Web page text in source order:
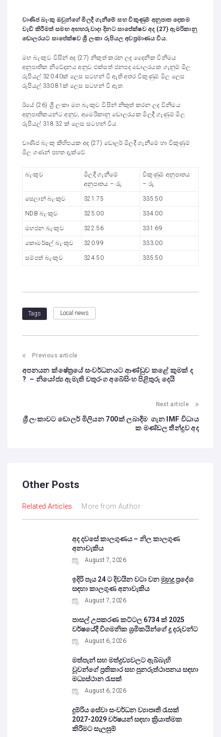
වාණිජ බැංකු ඔවුන්ගේ මිලදී ගැනීමේ සහ විකුණුම් අනුපාත දෙකම
වැඩි කිරීමත් සමඟ අඟහරුවාදා දිනට සාපේක්ෂව අද (27)ඇමරිකානු
ඩොලරයට සාපේක්ෂව ශ්‍රී ලංකා රුපියල අවප්‍රමාණය විය.
මහ බැංකුව විසින් අද (27) නිකුත් කරන ලද දෛනික විනිමය
අනුපාතික නිවේදනය අනුව එක්සත් ජනපද ඩොලරයක ගැනුම් මිල
රුපියල් 320.40ක් ලෙස සටහන් වී ඇති අතර විකුණුම් මිල ලෙස
රුපියල් 330.81ක් ලෙස සටහන් වී ඇත.
ඊයේ (26) ශ්‍රී ලංකා මහ බැංකුව විසින් නිකුත් කරන ලද විනිමය
අනුපාතිකයන්ට අනුව, අමෙරිකානු ඩොලරයක මිලදී ගැණුම් මිල
රුපියල් 318.32 ක් ලෙස සටහන් විය.
වාණිජ බැංකු කිහිපයක අද (27) ඩොලර් මිලදී ගැනීමේ හා විකුණුම්
මිල ගණන් පහත දැක්වේ.
බැංකුව
මිලදී ගැනීමේ
අනුපාතය – රු.
විකුණුම් අනුපාතය
– රු.
සෙලාන් බැංකුව 321.75 335.50
NDB බැංකුව 325.00 334.00
මහජන බැංකුව 322.56 331.69
කොමර්ෂල් බැංකුව 320.99 333.00
සම්පත් බැංකුව 324.50 335.50
Tags Local news
Previous article
අපනයන ක්ෂේත්‍රයේ සංවර්ධනයට ආණ්ඩුව කළේ කුමක් ද
? – නියෝජ්‍ය ඇමැති චතුරංග අබේසිංහ පිළිතුරු දෙයි
Next article
ශ්‍රී ලංකාවට ඩොලර් මිලියන 700ක් ලබාදීම ගැන IMF විධාය
ක මණ්ඩල තීන්දුව අද
Other Posts
Related Articles More from Author
අද දවසේ කාලගුණය – නිල කාලගුණ
අනාවැකිය
August 7, 2026
ඉදිරි පැය 24 ට දිවයින වටා වන මුහුදු ප්‍රදේශ
සඳහා කාලගුණ අනාවැකිය
August 7, 2026
පාසල් උපකරණ කට්ටල 6734 ක් 2025
වර්ෂයේදී විගමනික ශ්‍රමිකයින්ගේ දූ දරුවන්ට
August 6, 2026
මත්පැන් සහ මත්ද්‍රව්‍යවලට ඇබ්බැහි
වූවන්ගේ ප්‍රතිකාර සහ පුනරුත්ථාපනය සඳහා
මධ්‍යස්ථාන රැසක්
August 6, 2026
දුම්රිය සේවා සංවර්ධන ව්‍යාපෘති රැසක්
2027-2029 වර්ෂයන් සඳහා ක්‍රියාත්මක
කිරීමට සැලසුම්